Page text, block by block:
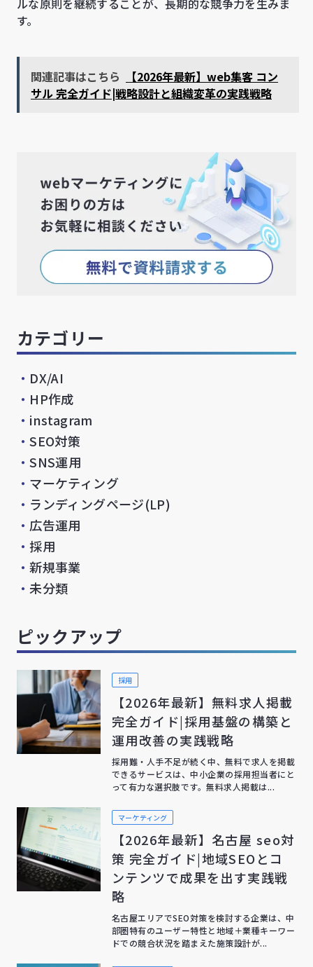
ルな原則を継続することが、長期的な競争力を生みま
す。
関連記事はこちら
【2026年最新】web集客 コン
サル 完全ガイド|戦略設計と組織変革の実践戦略
カテゴリー
・ DX/AI
・ HP作成
・ instagram
・SEO対策
・SNS運用
・ マーケティング
・ ランディングページ(LP)
・ 広告運用
・採用
・新規事業
・未分類
ピックアップ
採用
【2026年最新】無料求人掲載
完全ガイド|採用基盤の構築と
運用改善の実践戦略
採用難・人手不足が続く中、無料で求人を掲載
できるサービスは、中小企業の採用担当者にと
って有力な選択肢です。無料求人掲載は...
マーケティング
【2026年最新】名古屋 seo対
策 完全ガイド|地域SEOとコ
ンテンツで成果を出す実践戦
略
名古屋エリアでSEO対策を検討する企業は、中
部圏特有のユーザー特性と地域＋業種キーワー
ドでの競合状況を踏まえた施策設計が...